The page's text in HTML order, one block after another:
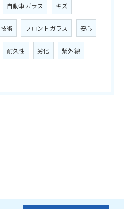
自動車ガラス キズ
技術 フロントガラス 安心
耐久性 劣化 紫外線